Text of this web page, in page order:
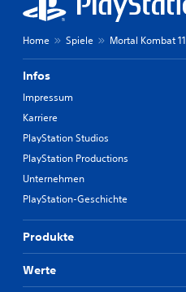
Home Spiele Mortal Kombat
Infos
Impressum
Karriere
PlayStation Studios
PlayStation Productions
Unternehmen
PlayStation-Geschichte
Produkte
Werte